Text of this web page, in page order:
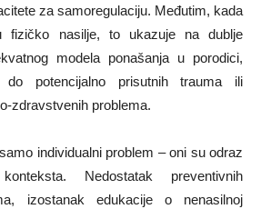
za samoregulaciju. Međutim, kada
fizičko nasilje, to ukazuje na dublje
modela ponašanja u porodici,
do potencijalno prisutnih trauma ili
zdravstvenih problema.
individualni problem – oni su odraz
Nedostatak preventivnih
izostanak edukacije o nenasilnoj